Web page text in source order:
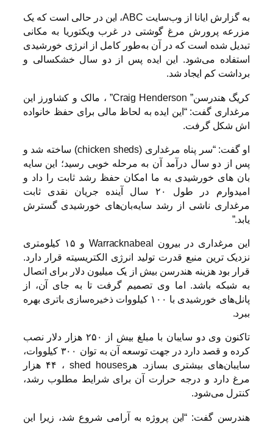
به گزارش ایانا از وب‌سایت ABC، این در حالی است که یک
مزرعه پرورش مرغ گوشتی در غرب ویکتوریا به مکانی
تبدیل شده است که در آن به‌طور کامل از انرژی خورشیدی
استفاده می‌شود. این ایده پس از دو سال خشکسالی و
برداشت کم ایجاد شد.
کریگ هندرسن” Craig Henderson” ، مالک و کشاورز این
مرغداری گفت: “این ایده به لحاظ مالی برای حفظ خانواده
اش شکل گرفت.
او گفت: “سر پناه مرغداری (chicken sheds) ساخته شد و
پس از دو سال درآمد آن به مرحله خوبی رسید؛ این سایه
بان های خورشیدی به ما امکان حفظ رشد ثابت را داد و
امیدوارم در طول ۲۰ سال آینده جریان نقدی ثابت
مرغداری ناشی از رشد سایه‌بان‌های خورشیدی گسترش
یابد.”
این مرغداری در بیرون Warracknabeal
و ۱۵ کیلومتری
نزدیک ترین منبع قدرت تولید انرژی الکتریسیته قرار دارد.
قرار بود هزینه هندرسن بیش از یک میلیون دلار برای اتصال
به شبکه باشد. اما وی تصمیم گرفت تا به جای آن، از
پانل‌های خورشیدی با ۱۰۰ کیلووات ذخیره‌سازی باتری بهره
ببرد.
تاکنون وی دو سایبان با مبلغ بیش از ۲۵۰ هزار دلار نصب
کرده و قصد دارد در جهت توسعه آن به توان ۳۰۰ کیلووات،
سایبان‌های بیشتری بسازد. هرshed houses
، ۴۴ هزار
مرغ دارد و درجه حرارت آن برای شرایط مطلوب رشد،
کنترل می‌شود.
هندرسن گفت: “این پروژه به آرامی شروع شد، زیرا این